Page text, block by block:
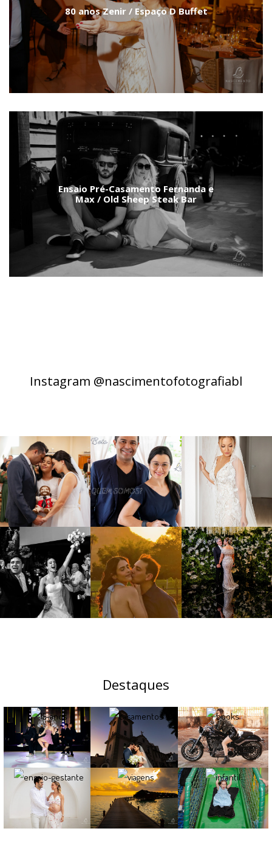
80 anos Zenir / Espaço D Buffet
Ensaio Pré-Casamento Fernanda e
Max / Old Sheep Steak Bar
Instagram @nascimentofotografiabl
Destaques